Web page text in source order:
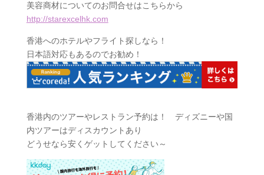
美容商材についてのお問合せはこちらから
http://starexcelhk.com
香港へのホテルやフライト探しなら！
日本語対応もあるのでお勧め！
香港内のツアーやレストラン予約は！ ディズニーや国
内ツアーはディスカウントあり
どうせなら安くゲットしてください～